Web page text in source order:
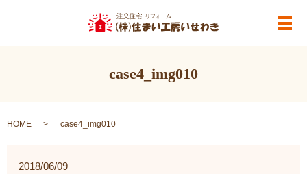
メ
case4_img010
HOME case4_img010
2018/06/09